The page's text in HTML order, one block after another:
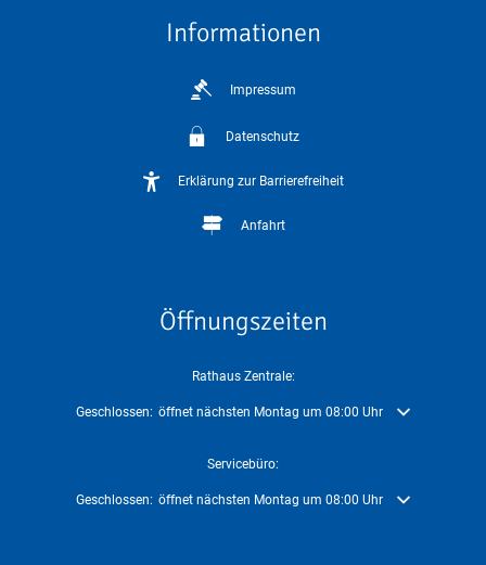
Informationen
Impressum
Datenschutz
Erklärung zur Barrierefreiheit
Anfahrt
Öffnungszeiten
Rathaus Zentrale:
Klicken, um weitere Öffnungs- oder Schließzeiten auszublenden
Geschlossen: öffnet nächsten Montag um 08:00 Uhr
Servicebüro:
Klicken, um weitere Öffnungs- oder Schließzeiten auszublenden
Geschlossen: öffnet nächsten Montag um 08:00 Uhr